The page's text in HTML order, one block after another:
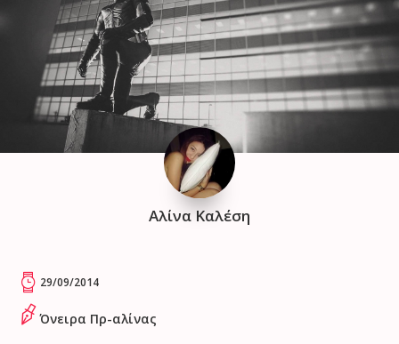
Αλίνα Καλέση
29/09/2014
Όνειρα Πρ-αλίνας